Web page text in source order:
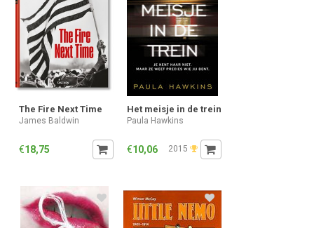
The Fire Next Time
James Baldwin
€18,75
Het meisje in de trein
Paula Hawkins
€10,06 2015